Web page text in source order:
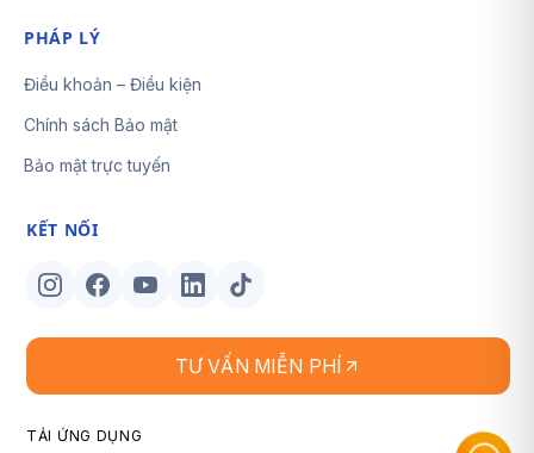
PHÁP LÝ
Điều khoản – Điều kiện
Chính sách Bảo mật
Bảo mật trực tuyến
KẾT NỐI
TƯ VẤN MIỄN PHÍ
TẢI ỨNG DỤNG